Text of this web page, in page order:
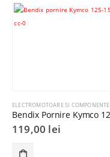
ELECTROMOTOARE SI COMPONENTE
119,00 lei